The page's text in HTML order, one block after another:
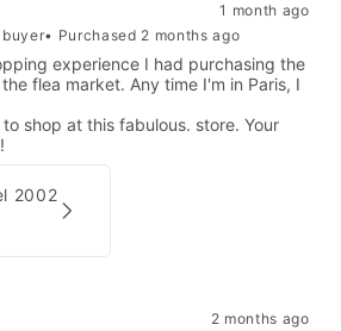
1 month ago
• Purchased 2 months ago
experience I had purchasing the
flea market. Any time I'm in Paris, I
shop at this fabulous. store. Your
2002
2 months ago